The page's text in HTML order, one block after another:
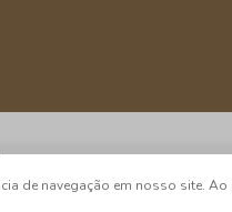
de navegação em nosso site.